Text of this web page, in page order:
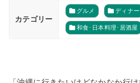
カテゴリー
グルメ ディナー
和食･日本料理･居酒屋